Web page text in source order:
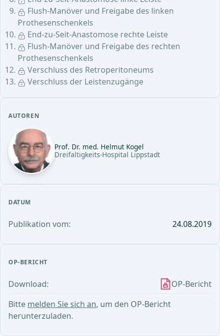
Flush-Manöver und Freigabe des linken
Prothesenschenkels
End-zu-Seit-Anastomose rechte Leiste
Flush-Manöver und Freigabe des rechten
Prothesenschenkels
Verschluss des Retroperitoneums
Verschluss der Leistenzugänge
AUTOREN
Prof. Dr. med. Helmut Kogel
Dreifaltigkeits-Hospital Lippstadt
DATUM
Publikation vom: 24.08.2019
OP-BERICHT
Download:
OP-Bericht
Bitte melden Sie sich an, um den OP-Bericht
herunterzuladen.